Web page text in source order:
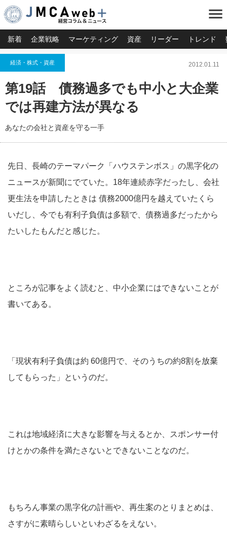
menu
新着 企業戦略 マーケティング 資産 リーダー トレンド
経済・株式・資産 2012.01.11
第19話 債務過多でも中小と大企業
では再建方法が異なる
あなたの会社と資産を守る一手
先日、長崎のテーマパーク「ハウステンボス」の黒字化の
ニュースが新聞にでていた。18年連続赤字だったし、会社
更生法を申請したときは 債務2000億円を越えていたくら
いだし、今でも有利子負債は多額で、債務過多だったから
たいしたもんだと感じた。
ところが記事をよく読むと、中小企業にはできないことが
書いてある。
「現状有利子負債は約 60億円で、そのうちの約8割を放棄
してもらった」というのだ。
これは地域経済に大きな影響を与えるとか、スポンサー付
けとかの条件を満たさないとできないことなのだ。
もちろん事業の黒字化の計画や、再生案のとりまとめは、
さすがに素晴らしいといわざるをえない。